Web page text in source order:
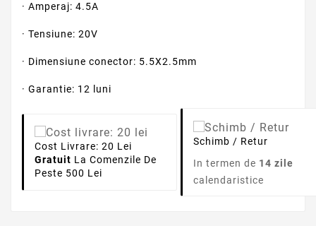
· Amperaj: 4.5A
· Tensiune: 20V
· Dimensiune conector: 5.5X2.5mm
· Garantie: 12 luni
Cost Livrare: 20 Lei
Gratuit La Comenzile De
Peste 500 Lei
Schimb / Retur
In termen de 14 zile
calendaristice